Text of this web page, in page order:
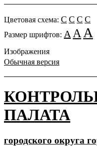
Цветовая схема: C C C C
Размер шрифтов: A A A
Изображения
Обычная версия
ПАЛАТА
городского округа